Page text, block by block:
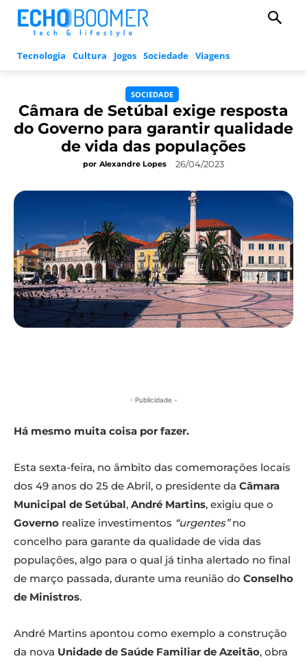
Tecnologia Cultura Jogos Sociedade Viagens
SOCIEDADE
Câmara de Setúbal exige resposta
do Governo para garantir qualidade
de vida das populações
por Alexandre Lopes 26/04/2023
- Publicidade -
Há mesmo muita coisa por fazer.
Esta sexta-feira, no âmbito das comemorações locais
dos 49 anos do 25 de Abril, o presidente da Câmara
Municipal de Setúbal, André Martins, exigiu que o
Governo realize investimentos “urgentes”no
concelho para garante da qualidade de vida das
populações, algo para o qual já tinha alertado no final
de março passada, durante uma reunião do Conselho
de Ministros.
André Martins apontou como exemplo a construção
da nova Unidade de Saúde Familiar de Azeitão, obra